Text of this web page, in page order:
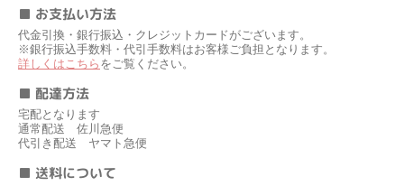
■ お支払い方法
代金引換・銀行振込・クレジットカードがございます。
※銀行振込手数料・代引手数料はお客様ご負担となります。
詳しくはこちら をご覧ください。
■ 配達方法
宅配となります
通常配送 佐川急便
代引き配送 ヤマト急便
■ 送料について